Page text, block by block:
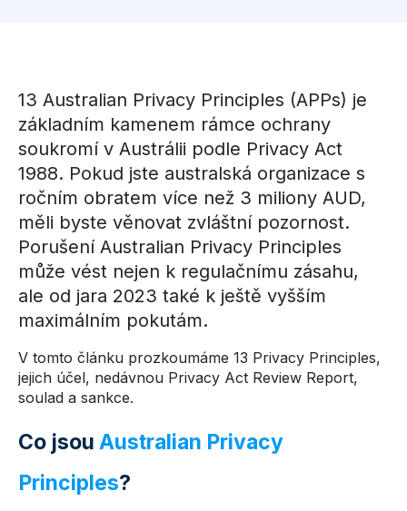
13 Australian Privacy Principles (APPs) je
základním kamenem rámce ochrany
soukromí v Austrálii podle Privacy Act
1988. Pokud jste australská organizace s
ročním obratem více než 3 miliony AUD,
měli byste věnovat zvláštní pozornost.
Porušení Australian Privacy Principles
může vést nejen k regulačnímu zásahu,
ale od jara 2023 také k ještě vyšším
maximálním pokutám.
V tomto článku prozkoumáme 13 Privacy Principles,
jejich účel, nedávnou Privacy Act Review Report,
soulad a sankce.
Co jsou Australian Privacy
Principles?